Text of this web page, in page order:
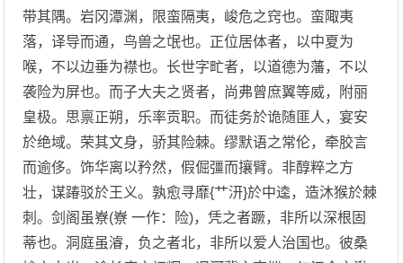
带其隅。岩冈潭渊，限蛮隔夷，峻危之窍也。蛮陬夷
落，译导而通，鸟兽之氓也。正位居体者，以中夏为
喉，不以边垂为襟也。长世字甿者，以道德为藩，不以
袭险为屏也。而子大夫之贤者，尚弗曾庶翼等威，附丽
皇极。思禀正朔，乐率贡职。而徒务於诡随匪人，宴安
於绝域。荣其文身，骄其险棘。缪默语之常伦，牵胶言
而逾侈。饰华离以矜然，假倔彊而攘臂。非醇粹之方
壮，谋踳驳於王义。孰愈寻靡{艹汧}於中逵，造沐猴於棘
刺。剑阁虽嶚(嶚 一作：险)，凭之者蹶，非所以深根固
蒂也。洞庭虽濬，负之者北，非所以爱人治国也。彼桑